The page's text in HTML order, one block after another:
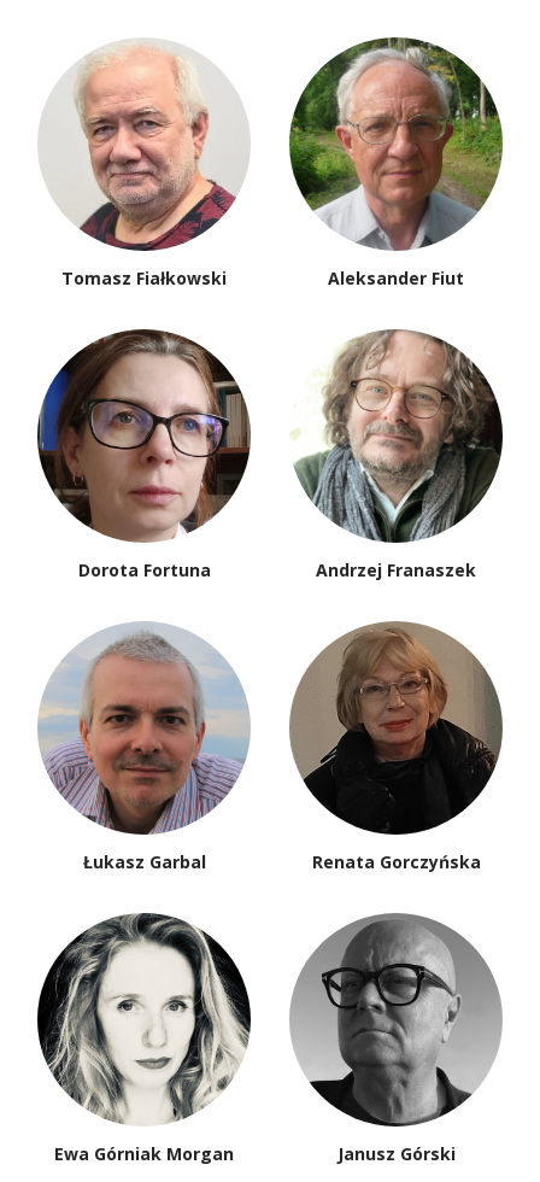
Tomasz Fiałkowski Aleksander Fiut
Dorota Fortuna Andrzej Franaszek
Łukasz Garbal Renata Gorczyńska
Ewa Górniak Morgan Janusz Górski